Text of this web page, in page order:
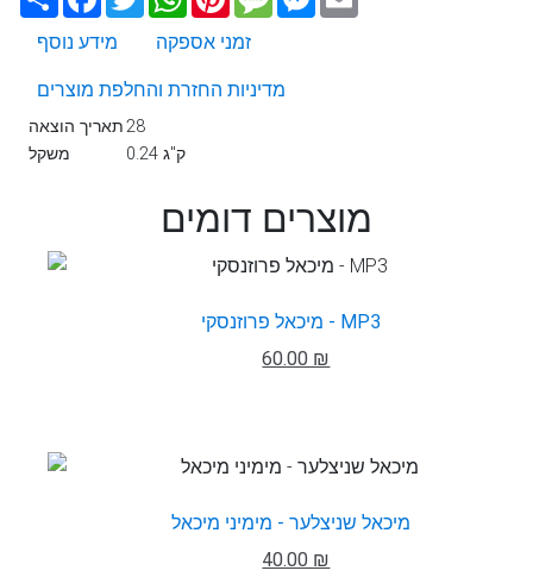
מידע נוסף
זמני אספקה
מדיניות החזרת והחלפת מוצרים
תאריך הוצאה28
משקל
0.24 ק"ג
מוצרים דומים
מיכאל פרוזנסקי - MP3
60.00 ₪
מיכאל שניצלער - מימיני מיכאל
40.00 ₪